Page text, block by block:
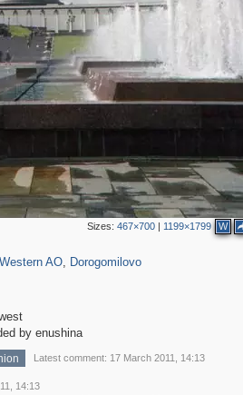
Sizes: 467×700| 1199×1799 W
Western AO, Dorogomilovo
by enushina
Latest comment: 17 March 2011, 14:13
14:13